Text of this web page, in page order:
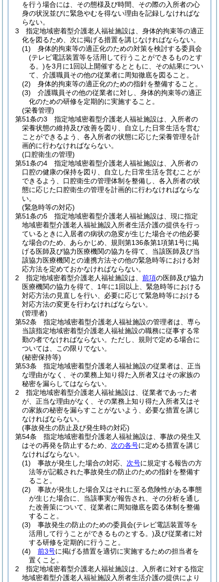
を行う場合には、その態様及び時間、その際の入所者の心
身の状況並びに緊急やむを得ない理由を記録しなければな
らない。
3
指定地域密着型介護老人福祉施設は、身体的拘束等の適正
化を図るため、次に掲げる措置を講じなければならない。
(1)
身体的拘束等の適正化のための対策を検討する委員会
(テレビ電話装置等を活用して行うことができるものとす
る。)を3月に1回以上開催するとともに、その結果につい
て、介護職員その他の従業者に周知徹底を図ること。
(2)
身体的拘束等の適正化のための指針を整備すること。
(3)
介護職員その他の従業者に対し、身体的拘束等の適正
化のための研修を定期的に実施すること。
(栄養管理)
第51条の3
指定地域密着型介護老人福祉施設は、入所者の
栄養状態の維持及び改善を図り、自立した日常生活を営む
ことができるよう、各入所者の状態に応じた栄養管理を計
画的に行わなければならない。
(口腔衛生の管理)
第51条の4
指定地域密着型介護老人福祉施設は、入所者の
口腔の健康の保持を図り、自立した日常生活を営むことが
できるよう、口腔衛生の管理体制を整備し、各入所者の状
態に応じた口腔衛生の管理を計画的に行わなければならな
い。
(緊急時等の対応)
第51条の5
指定地域密着型介護老人福祉施設は、現に指定
地域密着型介護老人福祉施設入所者生活介護の提供を行っ
ているときに入居者の病状の急変が生じた場合その他必要
な場合のため、あらかじめ、規則第136条第1項第1号に掲
げる医師及び協力医療機関の協力を得て、当該医師及び当
該協力医療機関との連携方法その他の緊急時等における対
応方法を定めておかなければならない。
2
指定地域密着型介護老人福祉施設は、 前項の医師及び協力
医療機関の協力を得て、1年に1回以上、緊急時等における
対応方法の見直しを行い、必要に応じて緊急時等における
対応方法の変更を行わなければならない。
(管理者)
第52条
指定地域密着型介護老人福祉施設の管理者は、専ら
当該指定地域密着型介護老人福祉施設の職務に従事する常
勤の者でなければならない。 ただし、規則で定める場合に
ついては、この限りでない。
(秘密保持等)
第53条
指定地域密着型介護老人福祉施設の従業者は、正当
な理由がなく、その業務上知り得た入所者又はその家族の
秘密を漏らしてはならない。
2
指定地域密着型介護老人福祉施設は、従業者であった者
が、正当な理由がなく、その業務上知り得た入所者又はそ
の家族の秘密を漏らすことがないよう、必要な措置を講じ
なければならない。
(事故発生の防止及び発生時の対応)
第54条
指定地域密着型介護老人福祉施設は、事故の発生又
はその再発を防止するため、 次の各号に定める措置を講じ
なければならない。
(1)
事故が発生した場合の対応、 次号に規定する報告の方
法等が記載された事故発生の防止のための指針を整備す
ること。
(2)
事故が発生した場合又はそれに至る危険性がある事態
が生じた場合に、当該事実が報告され、その分析を通し
た改善策について、従業者に周知徹底を図る体制を整備
すること。
(3)
事故発生の防止のための委員会(テレビ電話装置等を
活用して行うことができるものとする。)及び従業者に対
する研修を定期的に行うこと。
(4)
前3号に掲げる措置を適切に実施するための担当者を
置くこと。
2
指定地域密着型介護老人福祉施設は、入所者に対する指定
地域密着型介護老人福祉施設入所者生活介護の提供により